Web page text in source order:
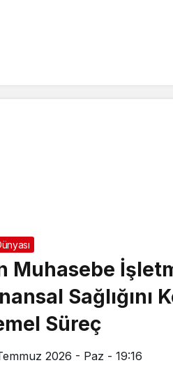
Muhasebe
Sağlığını
Süreç
2026 - Paz - 19:16